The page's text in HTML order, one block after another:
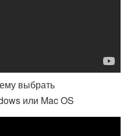
выбрать
или Mac OS